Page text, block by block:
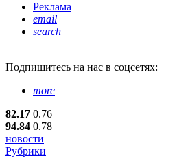
Реклама
email
search
Подпишитесь на нас в соцсетях:
more
82.17 0.76
94.84 0.78
новости
Рубрики